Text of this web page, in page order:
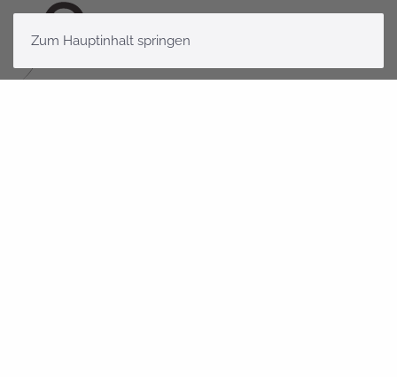
Zum Hauptinhalt springen